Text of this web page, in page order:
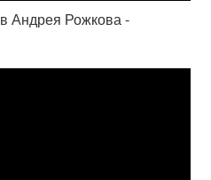
Андрея Рожкова -